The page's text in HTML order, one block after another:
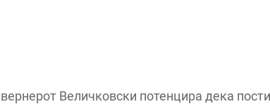
Величковски потенцира дека